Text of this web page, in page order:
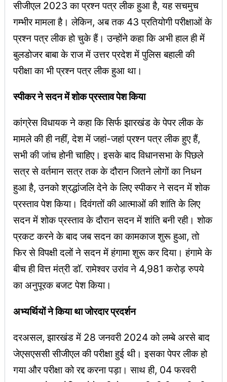
सीजीएल 2023 का प्रश्न पत्र लीक हुआ है, यह सचमुच
गम्भीर मामला है। लेकिन, अब तक 43 प्रतियोगी परीक्षाओं के
प्रश्न पत्र लीक हो चुके हैं। उन्होंने कहा कि अभी हाल ही में
बुलडोजर बाबा के राज में उत्तर प्रदेश में पुलिस बहाली की
परीक्षा का भी प्रश्न पत्र लीक हुआ था।
स्पीकर ने सदन में शोक प्रस्ताव पेश किया
कांग्रेस विधायक ने कहा कि सिर्फ झारखंड के पेपर लीक के
मामले की ही नहीं, देश में जहां-जहां प्रश्न पत्र लीक हुए हैं,
सभी की जांच होनी चाहिए। इसके बाद विधानसभा के पिछले
सत्र से वर्तमान सत्र तक के दौरान जितने लोगों का निधन
हुआ है, उनको श्रद्धांजलि देने के लिए स्पीकर ने सदन में शोक
प्रस्ताव पेश किया। दिवंगतों की आत्माओं की शांति के लिए
सदन में शोक प्रस्ताव के दौरान सदन में शांति बनी रही। शोक
प्रकट करने के बाद जब सदन का कामकाज शुरू हुआ, तो
फिर से विपक्षी दलों ने सदन में हंगामा शुरू कर दिया। हंगामे के
बीच ही वित्त मंत्री डॉ. रामेश्वर उरांव ने 4,981 करोड़ रुपये
का अनुपूरक बजट पेश किया।
अभ्यर्थियों ने किया था जोरदार प्रदर्शन
दरअसल, झारखंड में 28 जनवरी 2024 को लम्बे अरसे बाद
जेएसएससी सीजीएल की परीक्षा हुई थी। इसका पेपर लीक हो
गया और परीक्षा को रद्द करना पड़ा। साथ ही, 04 फरवरी